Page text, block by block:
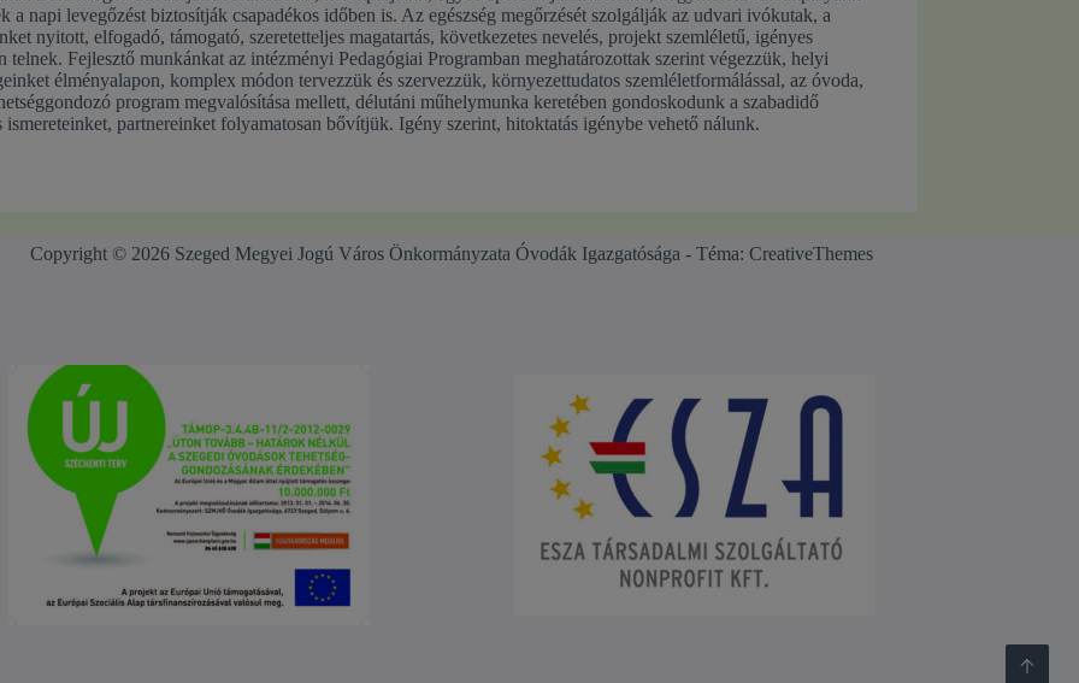
napi levegőzést biztosítják csapadékos időben is. Az egészség megőrzését szolgálják az udvari ivókutak, a
nyitott, elfogadó, támogató, szeretetteljes magatartás, következetes nevelés, projekt szemléletű, igényes
Fejlesztő munkánkat az intézményi Pedagógiai Programban meghatározottak szerint végezzük, helyi
élményalapon, komplex módon tervezzük és szervezzük, környezettudatos szemléletformálással, az óvoda,
program megvalósítása mellett, délutáni műhelymunka keretében gondoskodunk a szabadidő
partnereinket folyamatosan bővítjük. Igény szerint, hitoktatás igénybe vehető nálunk.
Copyright © 2026 Szeged Megyei Jogú Város Önkormányzata Óvodák Igazgatósága - Téma:CreativeThemes